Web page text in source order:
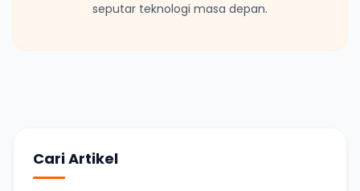
seputar teknologi masa depan.
Cari Artikel